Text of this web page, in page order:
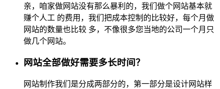
亲，咱家做网站没有那么暴利的，我们做个网站基本就
赚个人工 的费用，我们把成本控制的比较好，每个月做
网站的数量也比较 多，不像很多您当地的公司一个月只
做几个网站。
网站全部做好需要多长时间？
网站制作我们是分成两部分的，第一部分是设计网站样